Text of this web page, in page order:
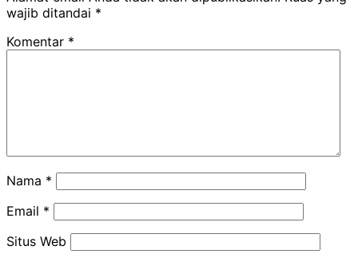
wajib ditandai *
Komentar *
Nama *
Email *
Situs Web